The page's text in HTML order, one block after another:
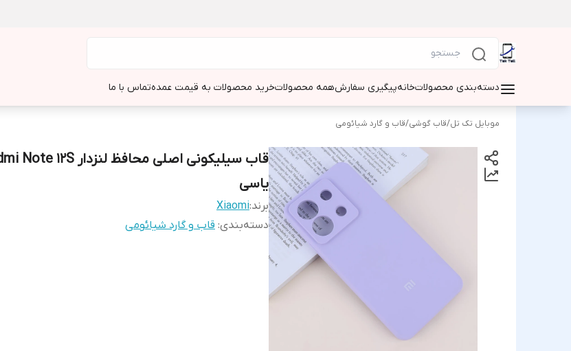
دسته‌بندی محصولاتخانهپیگیری سفارشهمه محصولاتخرید محصولات به قیمت عمدهتماس با ما
موبایل تک تل/قاب گوشی/قاب و گارد شیائومی
یاسی
برند:Xiaomi
دسته‌بندی: قاب و گارد شیائومی